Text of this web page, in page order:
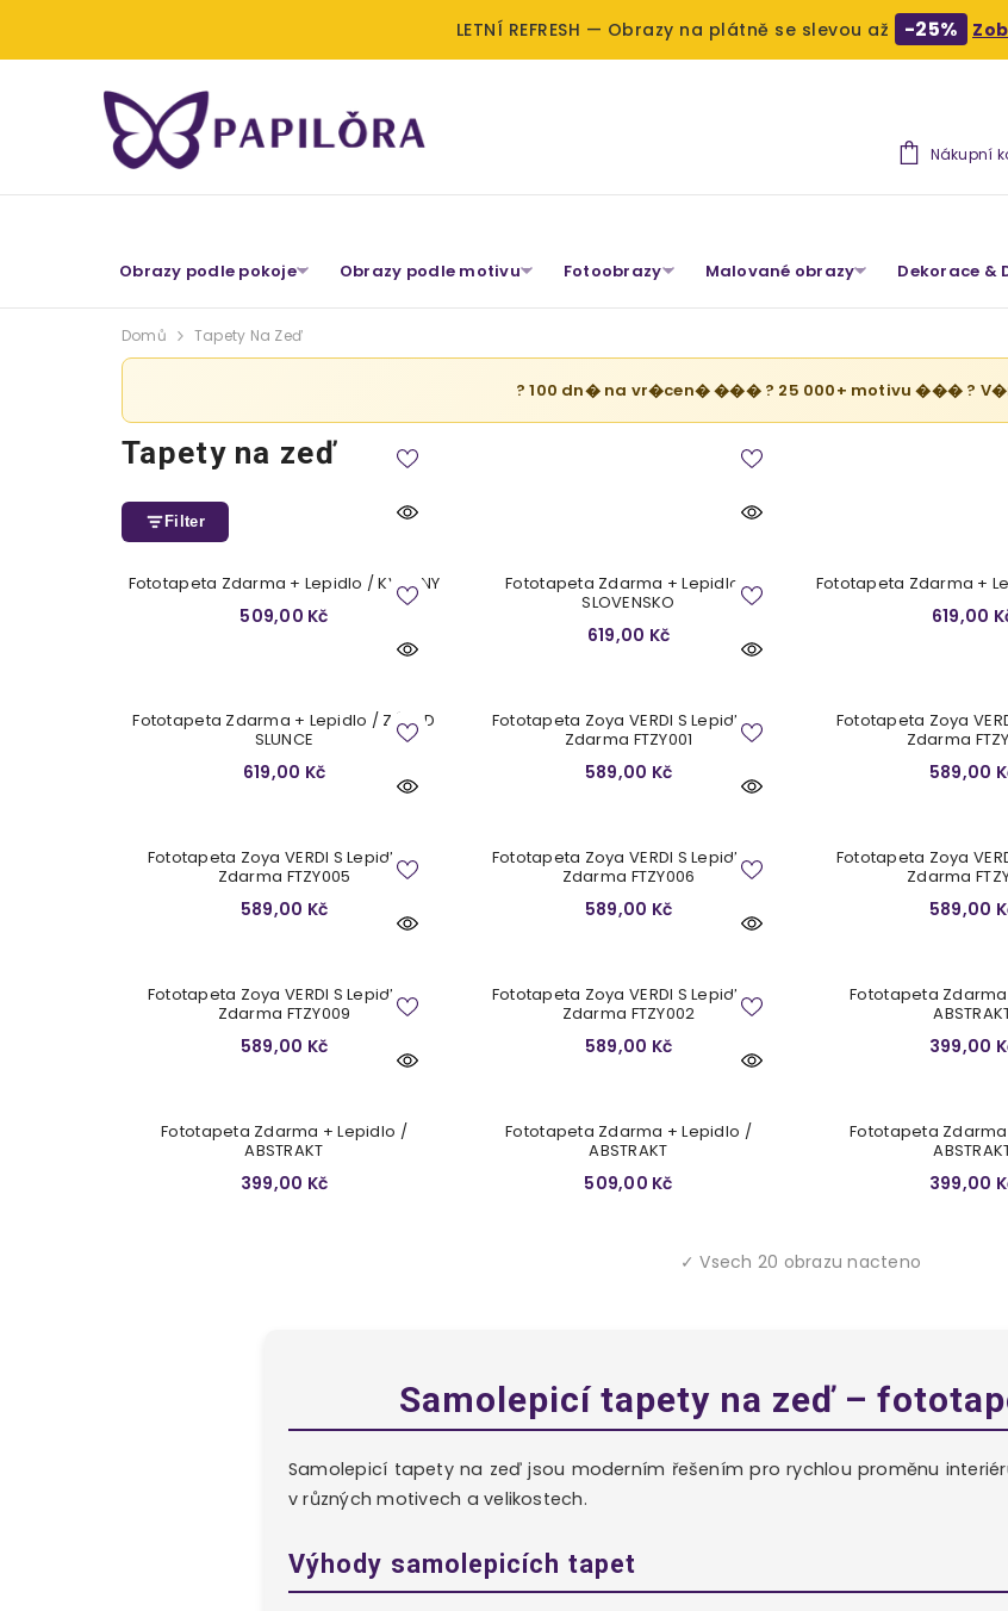
LETNÍ REFRESH — Obrazy na plátně se slevou až -25%
Nákupní
Obrazy podle pokoje Obrazy podle motivu Fotoobrazy Malované obrazy Dekorace &
Domů Tapety Na Zeď
? 100 dn� na vr�cen� ��� ? 25 000+ motivu ��� ?
Tapety na zeď
Filter
Fototapeta Zdarma + Lepidlo / KVĚTINY
509,00 Kč
Fototapeta Zdarma + Lepidlo /
SLOVENSKO
619,00 Kč
Fototapeta Zdarma +
619,00
Fototapeta Zdarma + Lepidlo / ZÁPAD
SLUNCE
619,00 Kč
Fototapeta Zoya VERDI S Lepidlem
Zdarma FTZY001
589,00 Kč
Fototapeta Zoya
Zdarma
589,00
Fototapeta Zoya VERDI S Lepidlem
Zdarma FTZY005
589,00 Kč
Fototapeta Zoya VERDI S Lepidlem
Zdarma FTZY006
589,00 Kč
Fototapeta Zoya
Zdarma
589,00
Fototapeta Zoya VERDI S Lepidlem
Zdarma FTZY009
589,00 Kč
Fototapeta Zoya VERDI S Lepidlem
Zdarma FTZY002
589,00 Kč
Fototapeta
399,00
Fototapeta Zdarma + Lepidlo /
ABSTRAKT
399,00 Kč
Fototapeta Zdarma + Lepidlo /
ABSTRAKT
509,00 Kč
Fototapeta
399,00
✓ Vsech 20 obrazu nacteno
Samolepicí tapety na zeď –
Samolepicí tapety na zeď jsou moderním řešením pro rychlou proměnu
v různých motivech a velikostech.
Výhody samolepicích tapet